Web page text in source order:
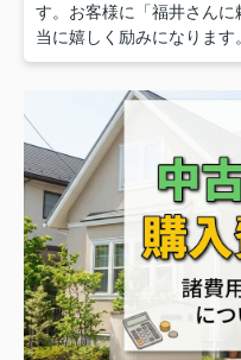
す。お客様に「福井さん
当に嬉しく励みになります。